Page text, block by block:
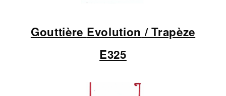
Gouttière Evolution / Trapèze
E325